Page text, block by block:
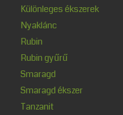
Különleges ékszerek
Nyaklánc
Rubin
Rubin gyűrű
Smaragd
Smaragd ékszer
Tanzanit